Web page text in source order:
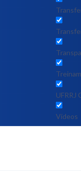
UFRRJ
Vídeos